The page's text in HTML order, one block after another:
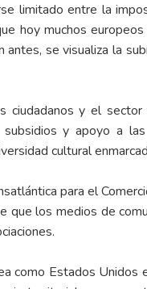
limitado entre la
hoy muchos
se visualiza la
y el
y apoyo a
cultural
para el
los medios de
como Estados